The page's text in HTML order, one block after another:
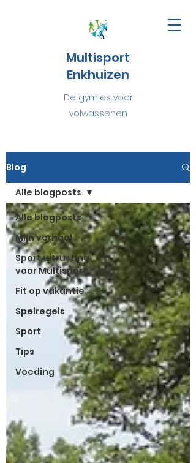
Multisport
Enkhuizen
De gymles voor
volwassenen
Blog
Alle blogposts
Mijn verhaal
Sport uitrusting
voor Multisport
Fit op vakantie
Spelregels
Sport
Tips
Voeding
Alle blogposts